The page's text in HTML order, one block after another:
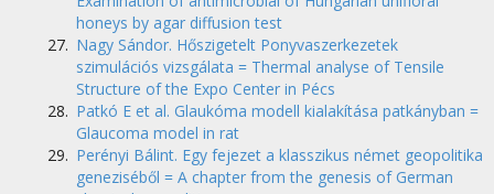
honeys by agar diffusion test
Nagy Sándor. Hőszigetelt Ponyvaszerkezetek
szimulációs vizsgálata = Thermal analyse of Tensile
Structure of the Expo Center in Pécs
Patkó E et al. Glaukóma modell kialakítása patkányban =
Glaucoma model in rat
Perényi Bálint. Egy fejezet a klasszikus német geopolitika
geneziséből = A chapter from the genesis of German